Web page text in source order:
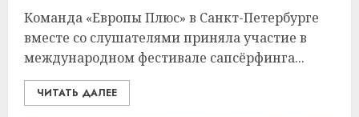
Команда «Европы Плюс» в Санкт-Петербурге
вместе со слушателями приняла участие в
международном фестивале сапсёрфинга...
ЧИТАТЬ ДАЛЕЕ